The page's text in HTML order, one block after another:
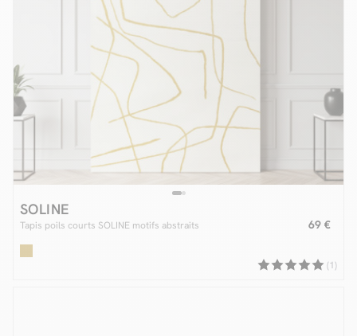
SOLINE
Tapis poils courts SOLINE motifs abstraits 69 €
(1)